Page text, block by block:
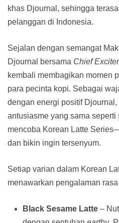
khas Djournal, sehingga
pelanggan di Indonesia.
Sejalan dengan semangat
Djournal bersama Chief
kembali membagikan momen
para pecinta kopi. Sebagai
dengan energi positif
antusiasme yang sama
mencoba Korean Latte
dan bikin ingin tersenyum.
Setiap varian dalam Korean
menawarkan pengalaman
Black Sesame Latte –